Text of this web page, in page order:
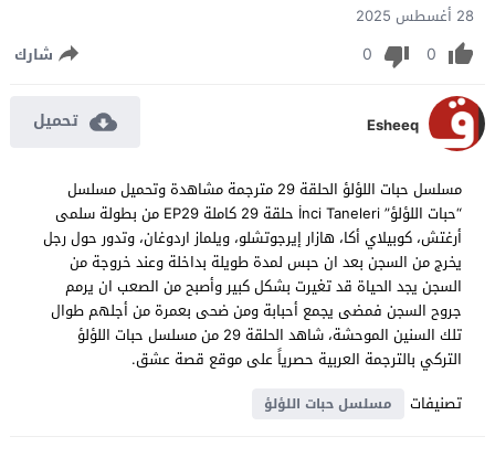
28 أغسطس 2025
0
0 شارك
Esheeq تحميل
مسلسل حبات اللؤلؤ الحلقة 29 مترجمة مشاهدة وتحميل مسلسل
“حبات اللؤلؤ” İnci Taneleri حلقة 29 كاملة EP29 من بطولة سلمى
أرغتش، كوبيلاي أكا، هازار إيرجوتشلو، ويلماز اردوغان، وتدور حول رجل
يخرج من السجن بعد ان حبس لمدة طويلة بداخلة وعند خروجة من
السجن يجد الحياة قد تغيرت بشكل كبير وأصبح من الصعب ان يرمم
جروح السجن فمضى يجمع أحبابة ومن ضحى بعمرة من أجلهم طوال
تلك السنين الموحشة، شاهد الحلقة 29 من مسلسل حبات اللؤلؤ
التركي بالترجمة العربية حصرياً على موقع قصة عشق.
تصنيفات
مسلسل حبات اللؤلؤ